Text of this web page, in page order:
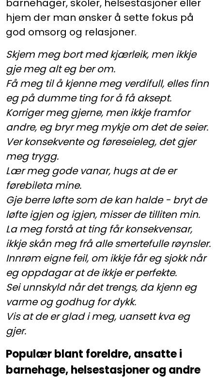
barnehager, skoler, helsestasjoner eller
hjem der man ønsker å sette fokus på
god omsorg og relasjoner.
Skjem meg bort med kjærleik, men ikkje
gje meg alt eg ber om.
Få meg til å kjenne meg verdifull, elles finn
eg på dumme ting for å få aksept.
Korriger meg gjerne, men ikkje framfor
andre, eg bryr meg mykje om det de seier.
Ver konsekvente og føreseieleg, det gjer
meg trygg.
Lær meg gode vanar, hugs at de er
førebileta mine.
Gje berre løfte som de kan halde - bryt de
løfte igjen og igjen, misser de tilliten min.
La meg forstå at ting får konsekvensar,
ikkje skån meg frå alle smertefulle røynsler.
Innrøm eigne feil, om ikkje får eg sjokk når
eg oppdagar at de ikkje er perfekte.
Sei unnskyld når det trengs, da kjenn eg
varme og godhug for dykk.
Vis at de er glad i meg, uansett kva eg
gjer.
Populær blant foreldre, ansatte i
barnehage, helsestasjoner og andre